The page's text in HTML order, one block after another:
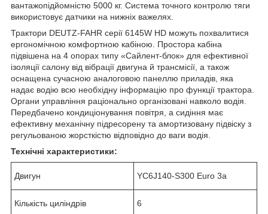
вантажопідйомністю 5000 кг. Система точного контролю тяги
використовує датчики на нижніх важелях.
Трактори DEUTZ-FAHR серії 6145W HD можуть похвалитися
ергономічною комфортною кабіною. Простора кабіна
підвішена на 4 опорах типу «Сайлент-блок» для ефективної
ізоляції салону від вібрації двигуна й трансмісії, а також
оснащена сучасною аналоговою панеллю приладів, яка
надає водію всю необхідну інформацію про функції трактора.
Органи управління раціонально організовані навколо водія.
Передбачено кондиціонування повітря, а сидіння має
ефективну механічну підресорену та амортизовану підвіску з
регульованою жорсткістю відповідно до ваги водія.
Технічні характеристики:
Двигун YC6J140-S300 Euro 3a
Кількість циліндрів 6